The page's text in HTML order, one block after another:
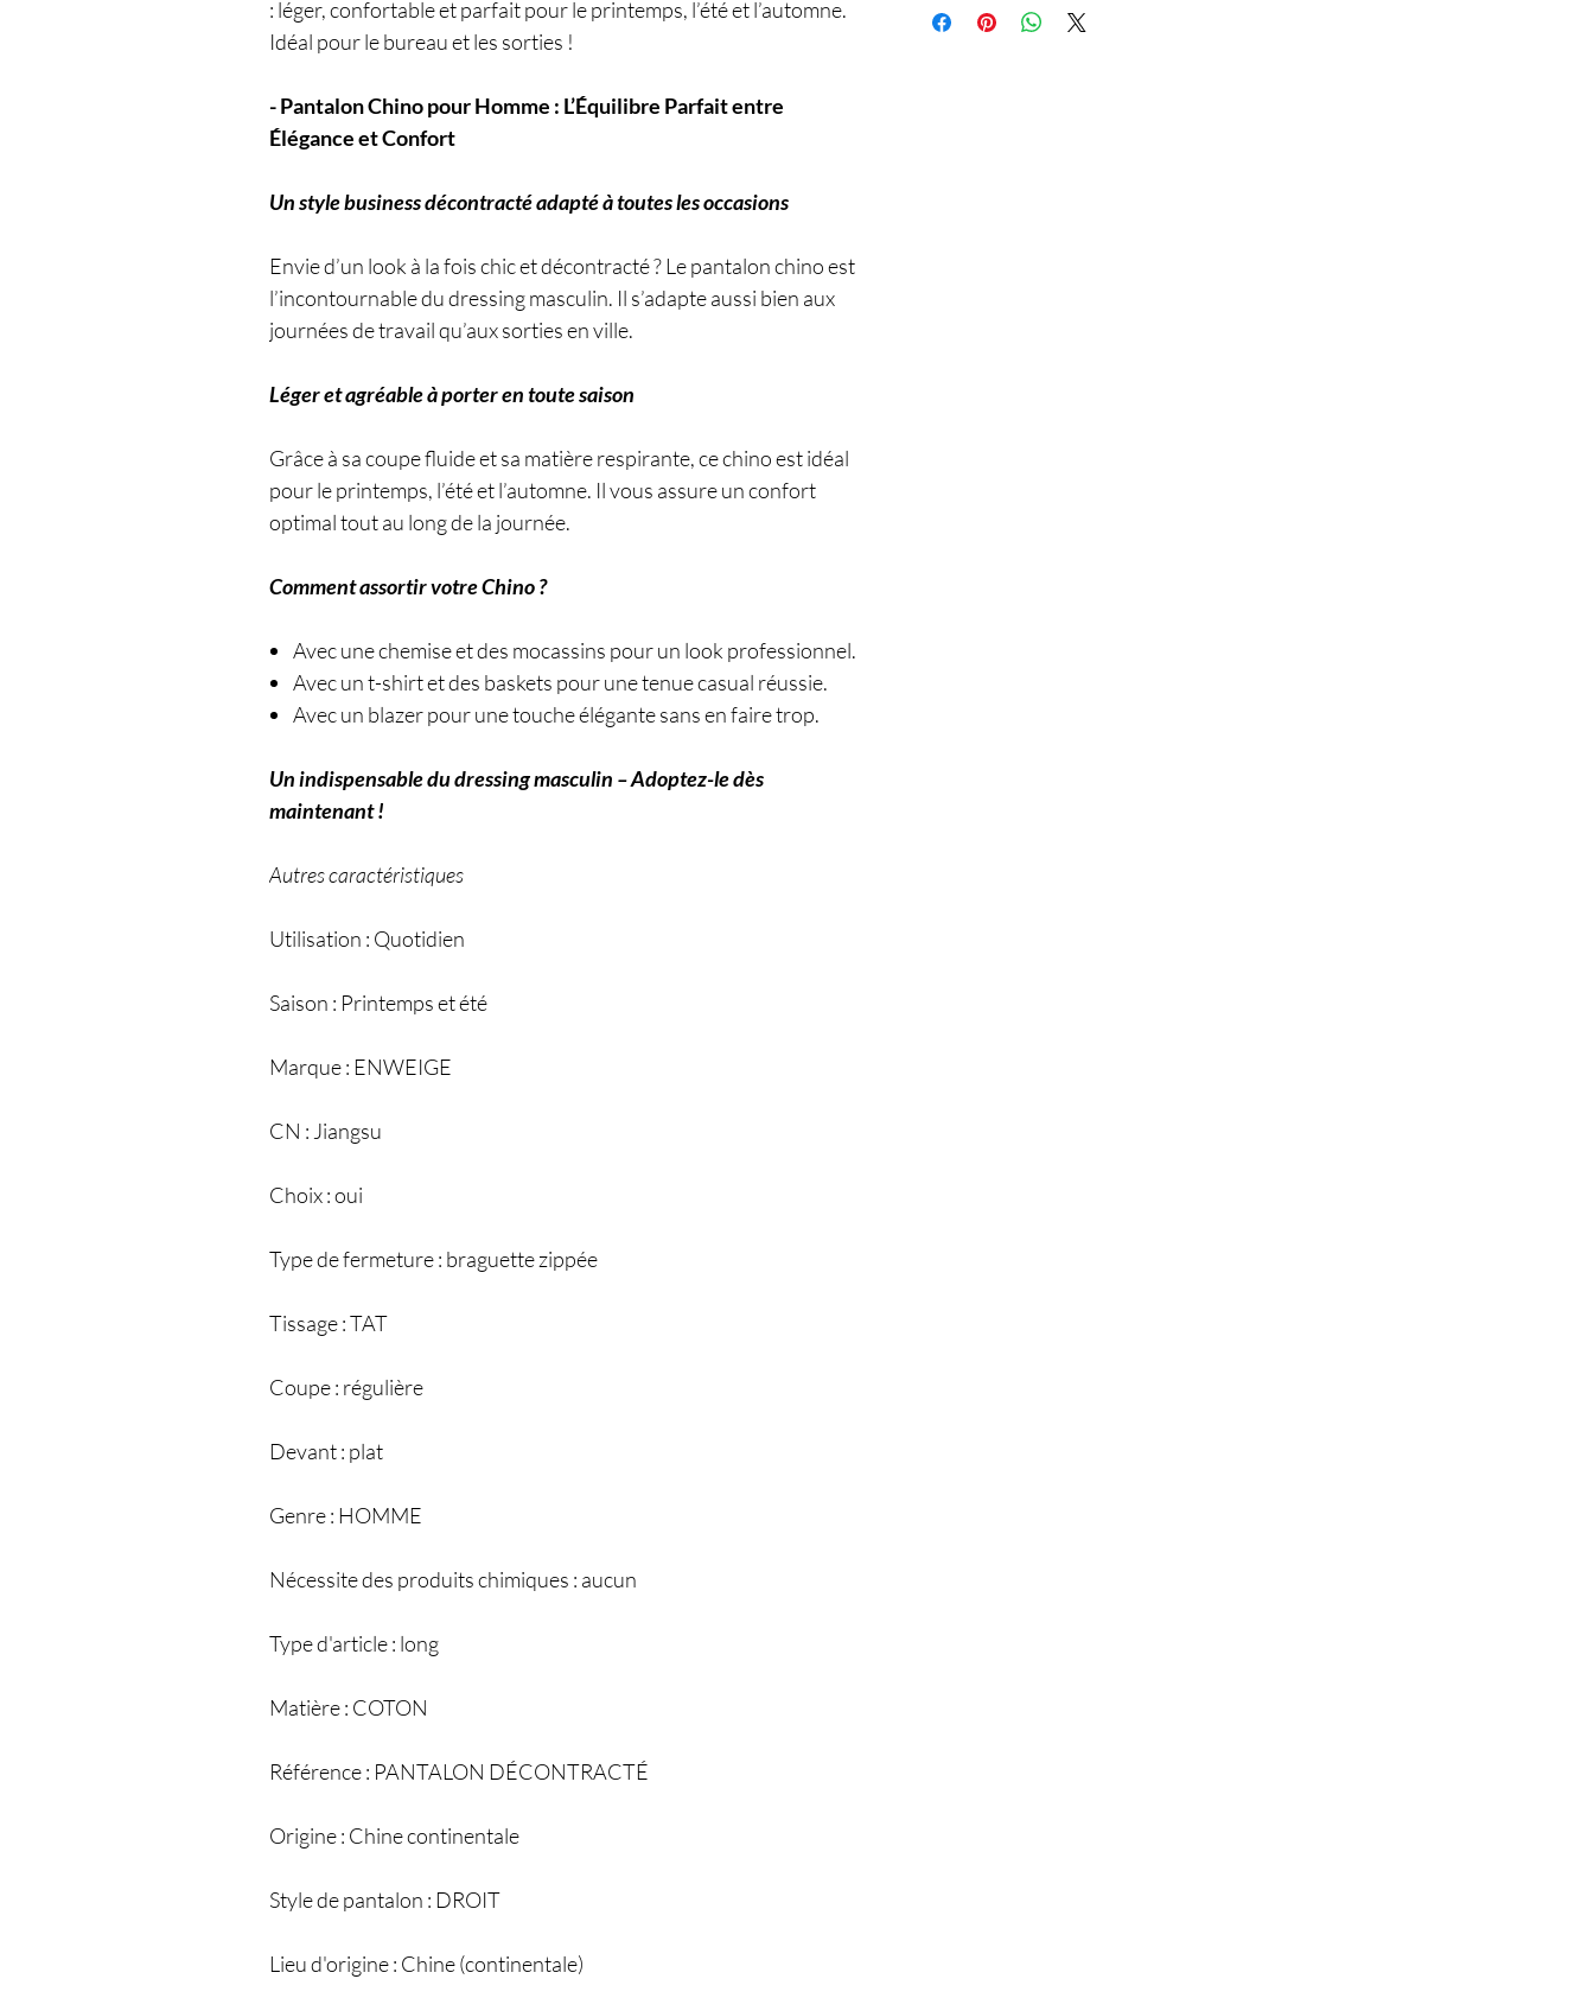
: léger, confortable et parfait pour le printemps, l’été et l’automne.
Idéal pour le bureau et les sorties !
- Pantalon Chino pour Homme : L’Équilibre Parfait entre
Élégance et Confort
Un style business décontracté adapté à toutes les occasions
Envie d’un look à la fois chic et décontracté ? Le pantalon chino est
l’incontournable du dressing masculin. Il s’adapte aussi bien aux
journées de travail qu’aux sorties en ville.
Léger et agréable à porter en toute saison
Grâce à sa coupe fluide et sa matière respirante, ce chino est idéal
pour le printemps, l’été et l’automne. Il vous assure un confort
optimal tout au long de la journée.
Comment assortir votre Chino ?
Avec une chemise et des mocassins pour un look professionnel.
Avec un t-shirt et des baskets pour une tenue casual réussie.
Avec un blazer pour une touche élégante sans en faire trop.
Un indispensable du dressing masculin – Adoptez-le dès
maintenant !
Autres caractéristiques
Utilisation : Quotidien
Saison : Printemps et été
Marque : ENWEIGE
CN : Jiangsu
Choix : oui
Type de fermeture : braguette zippée
Tissage : TAT
Coupe : régulière
Devant : plat
Genre : HOMME
Nécessite des produits chimiques : aucun
Type d'article : long
Matière : COTON
Référence : PANTALON DÉCONTRACTÉ
Origine : Chine continentale
Style de pantalon : DROIT
Lieu d'origine : Chine (continentale)